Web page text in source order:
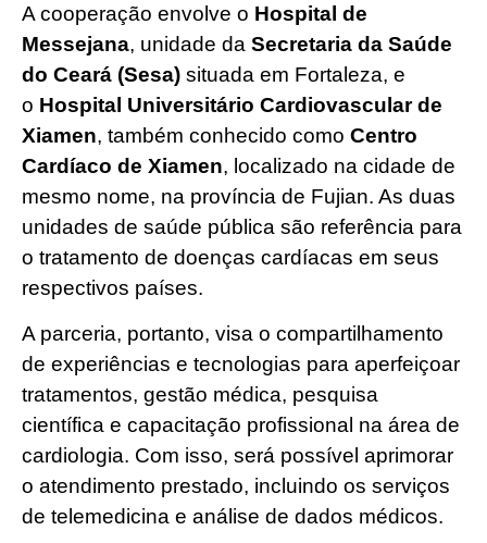
A cooperação envolve o Hospital de
Messejana, unidade da Secretaria da Saúde
do Ceará (Sesa) situada em Fortaleza, e
o Hospital Universitário Cardiovascular de
Xiamen, também conhecido como Centro
Cardíaco de Xiamen, localizado na cidade de
mesmo nome, na província de Fujian. As duas
unidades de saúde pública são referência para
o tratamento de doenças cardíacas em seus
respectivos países.
A parceria, portanto, visa o compartilhamento
de experiências e tecnologias para aperfeiçoar
tratamentos, gestão médica, pesquisa
científica e capacitação profissional na área de
cardiologia. Com isso, será possível aprimorar
o atendimento prestado, incluindo os serviços
de telemedicina e análise de dados médicos.